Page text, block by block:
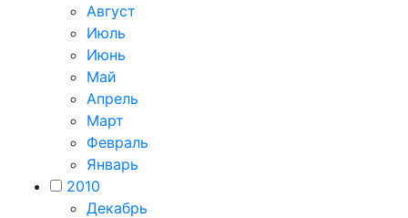
Август
Июль
Июнь
Май
Апрель
Март
Февраль
Январь
2010
Декабрь